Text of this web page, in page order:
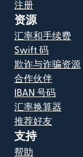
注册
资源
汇率和手续费
Swift 码
欺诈与诈骗资源
合作伙伴
IBAN 号码
汇率换算器
推荐好友
支持
帮助